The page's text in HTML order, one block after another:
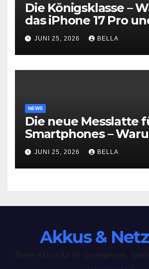
Die Königsklasse –
das iPhone 17 Pro
Max konkurrenzlos
JUNI 25, 2026 BELLA
NEWS
Die neue Messlatte
Smartphones –
ein Wendepunkt im
Testlabor war
JUNI 25, 2026 BELLA
Akkus &